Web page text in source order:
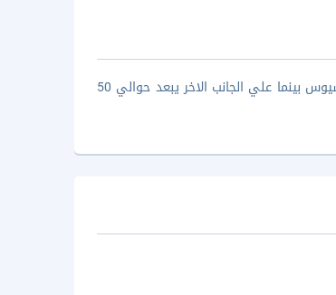
يتميز بيت الضيافه بالموقع المميز حيث يقع في غراند باي بقلب المنطقه السياحيه بجزيرة موريشيوس بينما علي الجانب الاخر يبعد حوالي 50